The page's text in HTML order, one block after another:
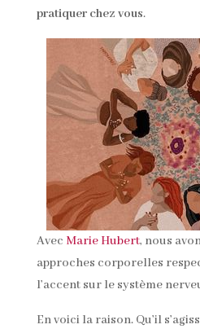
pratiquer chez vous.
Avec Marie Hubert, nous
approches corporelles
l’accent sur le système
En voici la raison. Qu’il